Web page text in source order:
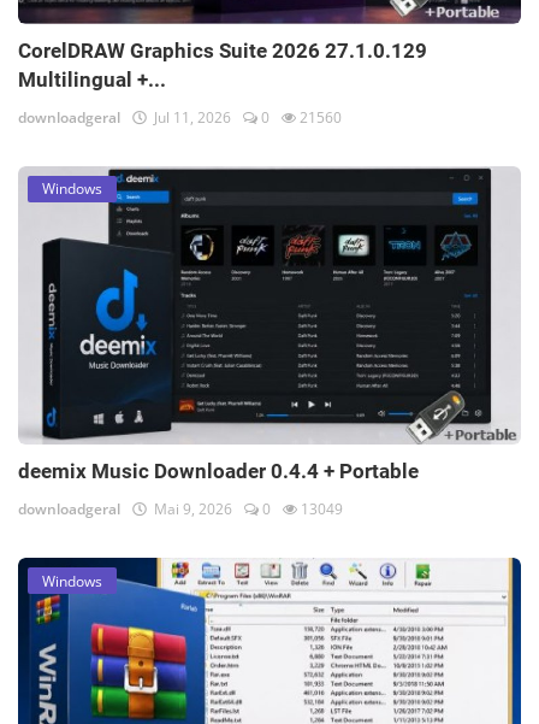
CorelDRAW Graphics Suite 2026 27.1.0.129
Multilingual +...
downloadgeral Jul 11, 2026 0 21560
Windows
deemix Music Downloader 0.4.4 + Portable
downloadgeral Mai 9, 2026 0 13049
Windows